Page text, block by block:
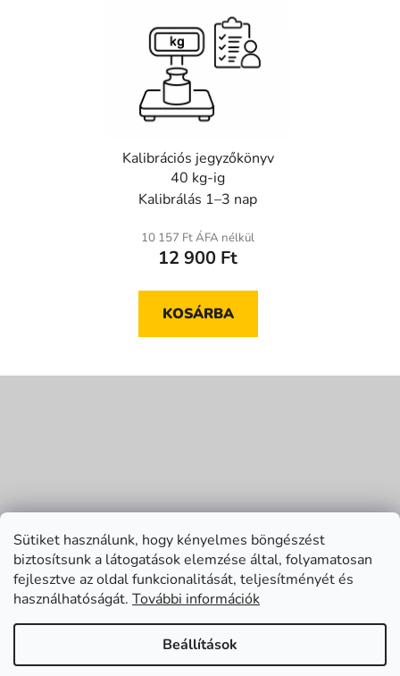
Sütiket használunk, hogy kényelmes böngészést
biztosítsunk a látogatások elemzése által, folyamatosan
fejlesztve az oldal funkcionalitását, teljesítményét és
használhatóságát. További információk
Beállítások
Kalibrációs jegyzőkönyv
40 kg-ig
Kalibrálás 1–3 nap
10 157 Ft ÁFA nélkül
12 900 Ft
KOSÁRBA
c